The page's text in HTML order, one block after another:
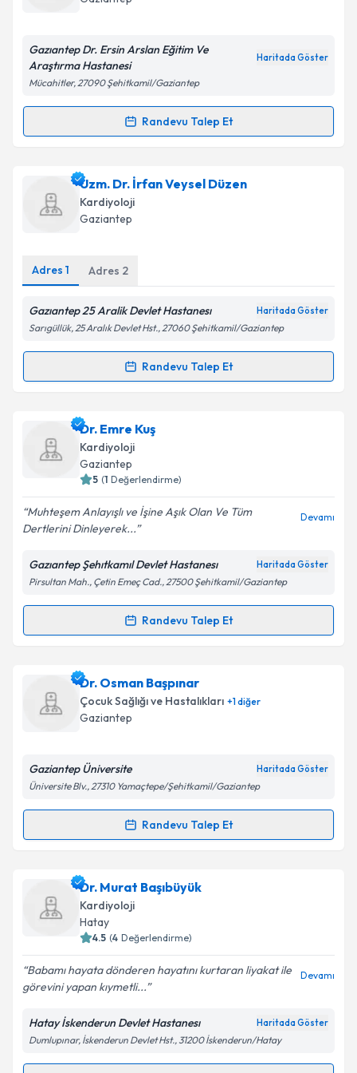
Kişisel verilerimin işlenmesine ilişkinAydınlatma
'ni okudum ve kişisel verilerimin belirtilen
kapsamda işlenmesini kabul ediyorum.
Takvim Talebini Gönder
Gazıantep Dr. Ersin Arslan Eğitim Ve
Araştırma Hastanesi
Haritada Göster
Mücahitler, 27090 Şehitkamil/Gaziantep
Randevu Talep Et
Randevu Takvimi Talebi
Dr. Erhan Saraçoğluiçin randevu takvimi talebi
oluşturun. Size bu uzmandan randevu almanız için bir
takvim hazırlandığında e-posta ile bilgilendireceğiz.
Kişisel verilerimin işlenmesine ilişkinAydınlatma
kapsamda işlenmesini kabul ediyorum.
Uzm. Dr. İrfan Veysel Düzen
Kardiyoloji
Gaziantep
Adres 1 Adres 2
Gazıantep 25 Aralik Devlet Hastanesı Haritada Göster
Sarıgüllük, 25 Aralık Devlet Hst., 27060 Şehitkamil/Gaziantep
Randevu Talep Et
Randevu Takvimi Talebi
Uzm. Dr. İrfan Veysel Düzen
talebi oluşturun. Size bu uzmandan randevu almanız
için bir takvim hazırlandığında e-posta ile
bilgilendireceğiz.
E-posta Adresiniz
Kişisel verilerimin işlenmesine ilişkinAydınlatma
Metni'ni okudum ve kişisel verilerimin belirtilen
kapsamda işlenmesini kabul ediyorum.
Dr. Emre Kuş
Kardiyoloji
Gaziantep
5 (1 Değerlendirme)
Muhteşem Anlayışlı ve İşine Aşık Olan Ve Tüm
Dertlerini Dinleyerek...
Devamı
Gazıantep Şehıtkamıl Devlet Hastanesı Haritada Göster
Pirsultan Mah., Çetin Emeç Cad., 27500 Şehitkamil/Gaziantep
Randevu Talep Et
Randevu Takvimi Talebi
Dr. Emre Kuşiçin randevu takvimi talebi oluşturun.
Size bu uzmandan randevu almanız için bir takvim
hazırlandığında e-posta ile bilgilendireceğiz.
Kişisel verilerimin işlenmesine ilişkin
Metni'ni okudum ve kişisel verilerimin belirtilen
Takvim Talebini Gönder
Dr. Osman Başpınar
Çocuk Sağlığı ve Hastalıkları +1diğer
Gaziantep
Gaziantep Üniversite Haritada Göster
Üniversite Blv., 27310 Yamaçtepe/Şehitkamil/Gaziantep
Randevu Talep Et
Randevu Takvimi Talebi
Dr. Osman Başpınariçin randevu takvimi talebi
oluşturun. Size bu uzmandan randevu almanız için bir
takvim hazırlandığında e-posta ile bilgilendireceğiz.
Kişisel verilerimin işlenmesine ilişkin
Aydınlatma
Metni'ni okudum ve kişisel verilerimin belirtilen
kapsamda işlenmesini kabul ediyorum.
Dr. Murat Başıbüyük
Kardiyoloji
Hatay
4.5 (4 Değerlendirme)
Babamı hayata dönderen hayatını kurtaran liyakat ile
görevini yapan kıymetli...
Devamı
Hatay İskenderun Devlet Hastanesı Haritada Göster
Dumlupınar, İskenderun Devlet Hst., 31200 İskenderun/Hatay